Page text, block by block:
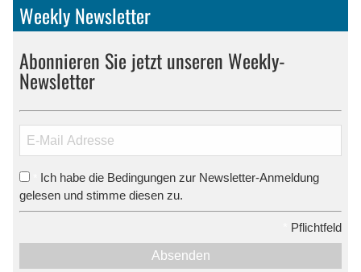
Weekly Newsletter
Abonnieren Sie jetzt unseren Weekly-
Newsletter
Ich habe die Bedingungen zur Newsletter-Anmeldung
gelesen und stimme diesen zu.
Pflichtfeld
Absenden